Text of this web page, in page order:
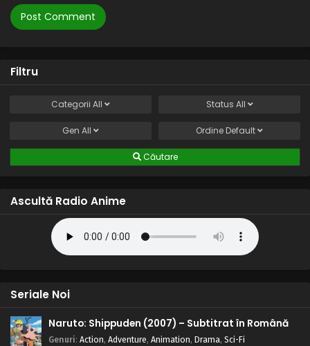
Filtru
Categorii All Status All
Gen All Ordine Default
Căutare
Ascultă Radio Anime
Seriale Noi
Naruto: Shippuden (2007) – Subtitrat în Română
Genuri: Action, Adventure, Animation, Drama, Sci-Fi